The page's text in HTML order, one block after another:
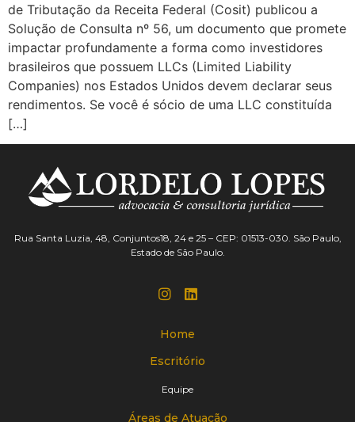
de Tributação da Receita Federal (Cosit) publicou a
Solução de Consulta nº 56, um documento que promete
impactar profundamente a forma como investidores
brasileiros que possuem LLCs (Limited Liability
Companies) nos Estados Unidos devem declarar seus
rendimentos. Se você é sócio de uma LLC constituída
[…]
Rua Santa Luzia, 48, Conjuntos18, 24 e 25 – CEP: 01513-030. São Paulo,
Estado de São Paulo.
Home
Escritório
Equipe
Áreas de Atuação